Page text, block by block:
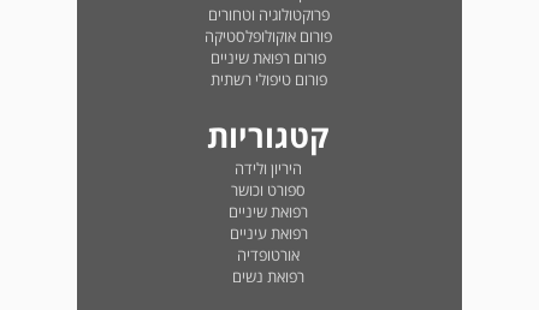
פרוקטולוגיה וטחורים
פורום אוקולופלסטיקה
פורום רפואת שיניים
פורום טיפולי רשתית
קטגוריות
היריון ולידה
ספורט וכושר
רפואת שיניים
רפואת עיניים
אורטופדיה
רפואת נשים